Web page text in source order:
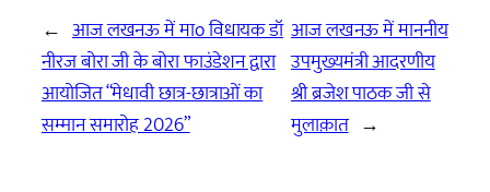
← आज लखनऊ में माo विधायक डॉ
नीरज बोरा जी के बोरा फाउंडेशन द्वारा
आयोजित “मेधावी छात्र-छात्राओं का
सम्मान समारोह 2026”
आज लखनऊ में माननीय
उपमुख्यमंत्री आदरणीय
श्री ब्रजेश पाठक जी से
मुलाक़ात →